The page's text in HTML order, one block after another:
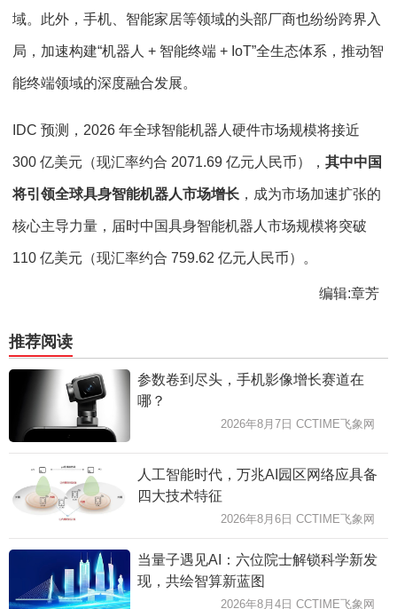
域。此外，手机、智能家居等领域的头部厂商也纷纷跨界入
局，加速构建“机器人 + 智能终端 + IoT”全生态体系，推动智
能终端领域的深度融合发展。
IDC 预测，2026 年全球智能机器人硬件市场规模将接近
300 亿美元（现汇率约合 2071.69 亿元人民币）， 其中中国
将引领全球具身智能机器人市场增长 ，成为市场加速扩张的
核心主导力量，届时中国具身智能机器人市场规模将突破
110 亿美元（现汇率约合 759.62 亿元人民币）。
编辑:章芳
推荐阅读
参数卷到尽头，手机影像增长赛道在
哪？
2026年8月7日 CCTIME飞象网
人工智能时代，万兆AI园区网络应具备
四大技术特征
2026年8月6日 CCTIME飞象网
当量子遇见AI：六位院士解锁科学新发
现，共绘智算新蓝图
2026年8月4日 CCTIME飞象网